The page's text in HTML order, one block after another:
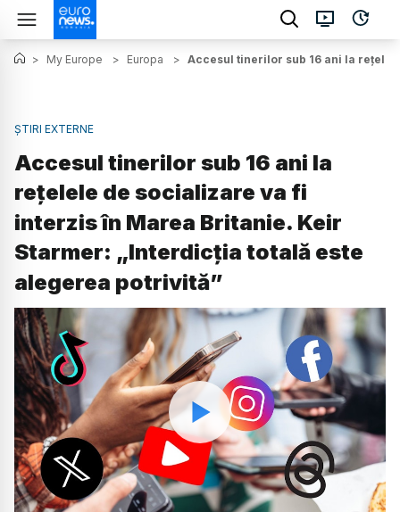
> My Europe > Europa > Accesul tinerilor sub 16 ani la
ȘTIRI EXTERNE
Accesul tinerilor sub 16 ani la
rețelele de socializare va fi
interzis în Marea Britanie. Keir
Starmer: „Interdicția totală este
alegerea potrivită”
Watch